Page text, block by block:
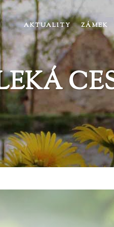
AKTUALITY ZÁMEK